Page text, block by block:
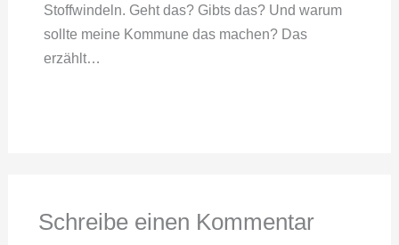
Stoffwindeln. Geht das? Gibts das? Und warum
sollte meine Kommune das machen? Das
erzählt…
Schreibe einen Kommentar